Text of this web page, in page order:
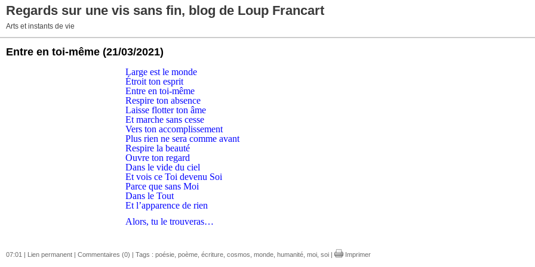
Regards sur une vis sans fin, blog de Loup Francart
Arts et instants de vie
Entre en toi-même (21/03/2021)
Large est le monde
Étroit ton esprit
Entre en toi-même
Respire ton absence
Laisse flotter ton âme
Et marche sans cesse
Vers ton accomplissement
Plus rien ne sera comme avant
Respire la beauté
Ouvre ton regard
Dans le vide du ciel
Et vois ce Toi devenu Soi
Parce que sans Moi
Dans le Tout
Et l’apparence de rien
Alors, tu le trouveras…
07:01 | Lien permanent | Commentaires (0) | Tags : poésie poème écriture cosmos monde humanité moi soi | Imprimer